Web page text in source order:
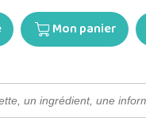
Mon panier